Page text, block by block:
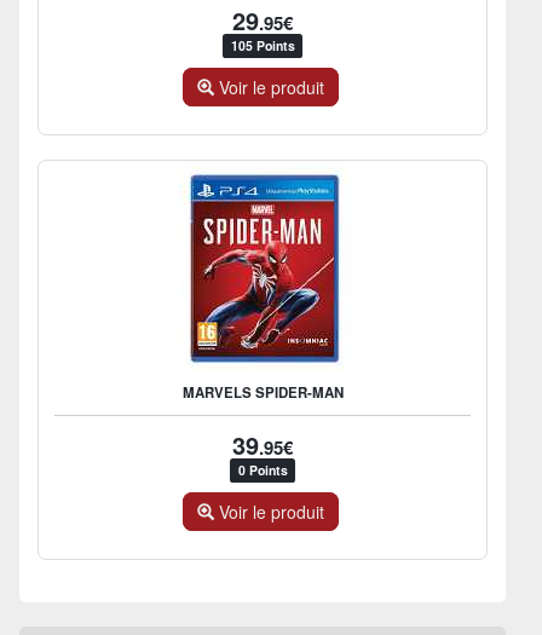
29.95€
105 Points
Voir le produit
MARVELS SPIDER-MAN
39.95€
0 Points
Voir le produit